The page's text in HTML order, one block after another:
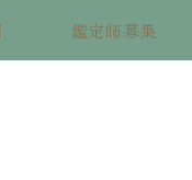
鑑定師募集